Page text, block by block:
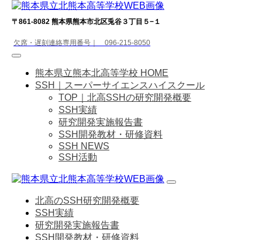
〒861-8082 熊本県熊本市北区兎谷３丁目５−１
欠席・遅刻連絡専用番号｜ 096-215-8050
熊本県立熊本北高等学校 HOME
SSH｜スーパーサイエンスハイスクール
TOP｜北高SSHの研究開発概要
SSH実績
研究開発実施報告書
SSH開発教材・研修資料
SSH NEWS
SSH活動
北高のSSH研究開発概要
SSH実績
研究開発実施報告書
SSH開発教材・研修資料